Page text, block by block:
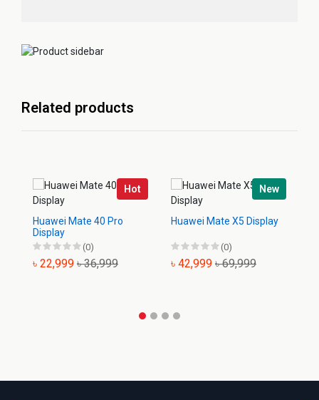
Related products
Hot
Huawei Mate 40 Pro
Display
(0)
৳ 22,999 ৳ 36,999
New
Huawei Mate X5 Display
(0)
৳ 42,999 ৳ 69,999